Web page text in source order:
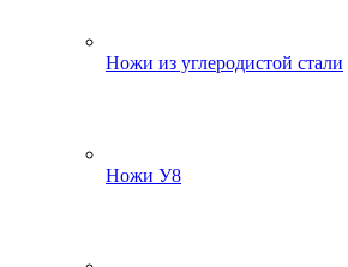
Ножи из углеродистой стали
Ножи У8